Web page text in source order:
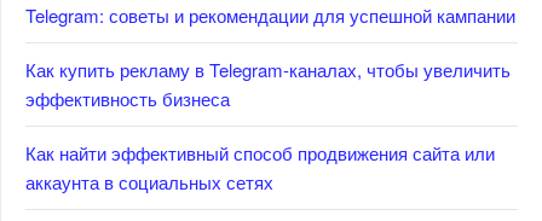
Telegram: советы и рекомендации для успешной кампании
Как купить рекламу в Telegram-каналах, чтобы увеличить
эффективность бизнеса
Как найти эффективный способ продвижения сайта или
аккаунта в социальных сетях